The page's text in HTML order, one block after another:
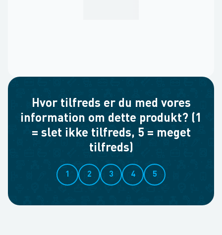
Hvor tilfreds er du med vores
information om dette produkt? (1
= slet ikke tilfreds, 5 = meget
tilfreds)
1 2 3 4 5